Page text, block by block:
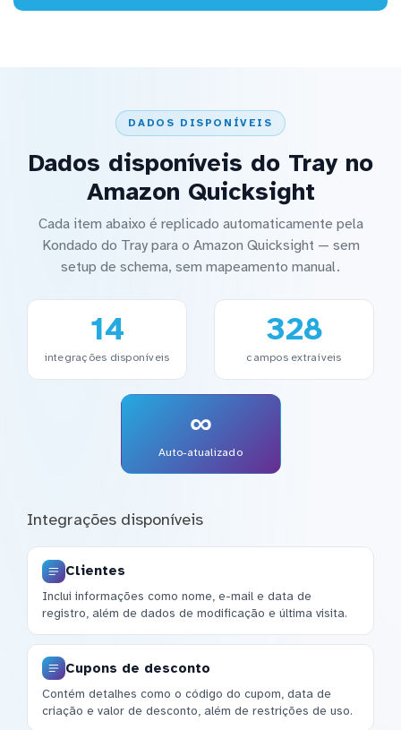
DADOS DISPONÍVEIS
Dados disponíveis do Tray no
Amazon Quicksight
Cada item abaixo é replicado automaticamente pela
Kondado do Tray para o Amazon Quicksight — sem
setup de schema, sem mapeamento manual.
14
integrações disponíveis
328
campos extraíveis
∞
Auto-atualizado
Integrações disponíveis
Clientes
Inclui informações como nome, e-mail e data de
registro, além de dados de modificação e última visita.
Cupons de desconto
Contém detalhes como o código do cupom, data de
criação e valor de desconto, além de restrições de uso.